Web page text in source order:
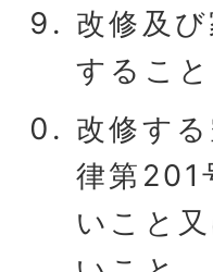
改修及
すること
改修す
律第201
いこと